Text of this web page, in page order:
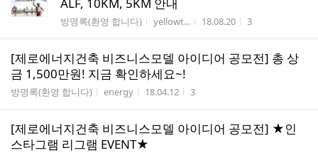
게시판명
방명록(환영 합니다) 작성자
yellowt... 작성시간
18.08.20 조회수
3
[제로에너지건축 비즈니스모델 아이디어 공모전] 총 상
금 1,500만원! 지금 확인하세요~!
게시판명
방명록(환영 합니다) 작성자
energy 작성시간
18.04.12 조회수
3
[제로에너지건축 비즈니스모델 아이디어 공모전] ★인
스타그램 리그램 EVENT★